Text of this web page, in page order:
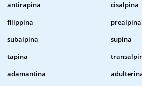
antirapina
cisalpina
filippina
prealpina
subalpina
supina
tapina
adamantina